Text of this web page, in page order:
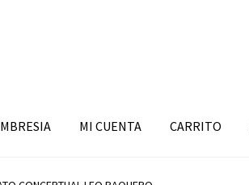
MI CUENTA CARRITO